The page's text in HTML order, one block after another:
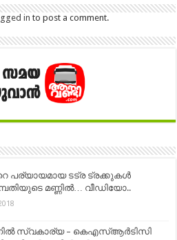
in to post a comment.
പര്യായമായ ടട്ര ട്രക്കുകൾ
മണ്ണിൽ… വീഡിയോ..
സ്വകാര്യ – കെഎസ്ആർടിസി